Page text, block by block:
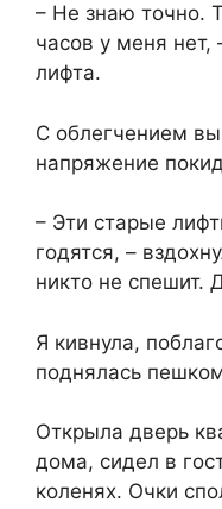
– Не знаю точно.
часов у меня нет,
лифта.
С облегчением
напряжение
– Эти старые
годятся, –
никто не спешит.
Я кивнула,
поднялась
Открыла дверь
дома, сидел в
коленях. Очки